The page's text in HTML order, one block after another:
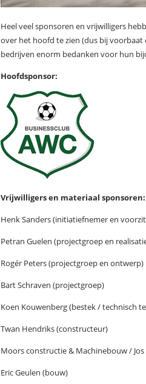
Heel veel sponsoren en vrijwilligers
over het hoofd te zien (dus bij
bedrijven enorm bedanken voor hun
Hoofdsponsor:
Vrijwilligers en materiaal sponsoren:
Henk Sanders (initiatiefnemer en
Petran Guelen (projectgroep en
Rogér Peters (projectgroep en ontwerp)
Bart Schraven (projectgroep)
Koen Kouwenberg (bestek / technisch
Twan Hendriks (constructeur)
Moors constructie & Machinebouw /
Eric Geulen (bouw)